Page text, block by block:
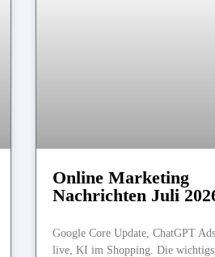
Online Marketing
Nachrichten Juli
Google Core Update, ChatGPT
live, KI im Shopping. Die